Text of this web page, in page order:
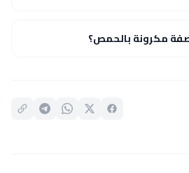
مكرونة بالحمص؟